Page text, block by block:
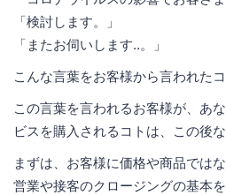
「検討します。」
「またお伺いします..。」
こんな言葉をお客様から言われた
この言葉を言われるお客様が、あ
ビスを購入されるコトは、この後
まずは、お客様に価格や商品では
営業や接客のクロージングの基本